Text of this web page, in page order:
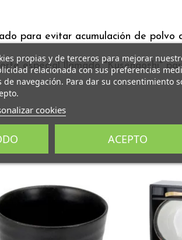
para evitar acumulación de polvo
especial llamado "Kusenaoshi"
propias y de terceros para mejorar
relacionada con sus preferencias
navegación. Para dar su consentimiento
cookies
ACEPTO